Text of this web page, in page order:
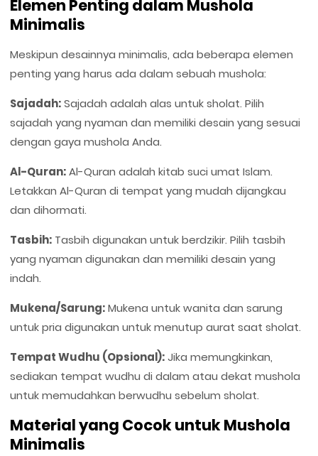
Elemen Penting dalam Mushola
Minimalis
Meskipun desainnya minimalis, ada beberapa elemen
penting yang harus ada dalam sebuah mushola:
Sajadah:Sajadah adalah alas untuk sholat. Pilih
sajadah yang nyaman dan memiliki desain yang sesuai
dengan gaya mushola Anda.
Al-Quran:Al-Quran adalah kitab suci umat Islam.
Letakkan Al-Quran di tempat yang mudah dijangkau
dan dihormati.
Tasbih:Tasbih digunakan untuk berdzikir. Pilih tasbih
yang nyaman digunakan dan memiliki desain yang
indah.
Mukena/Sarung:Mukena untuk wanita dan sarung
untuk pria digunakan untuk menutup aurat saat sholat.
Tempat Wudhu (Opsional):Jika memungkinkan,
sediakan tempat wudhu di dalam atau dekat mushola
untuk memudahkan berwudhu sebelum sholat.
Material yang Cocok untuk Mushola
Minimalis